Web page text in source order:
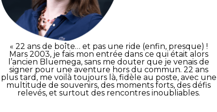
« 22 ans de boîte… et pas une ride (enfin, presque) !
Mars 2003, je fais mon entrée dans ce qui était alors
l’ancien Bluemega, sans me douter que je venais de
signer pour une aventure hors du commun. 22 ans
plus tard, me voilà toujours là, fidèle au poste, avec une
multitude de souvenirs, des moments forts, des défis
relevés, et surtout des rencontres inoubliables.